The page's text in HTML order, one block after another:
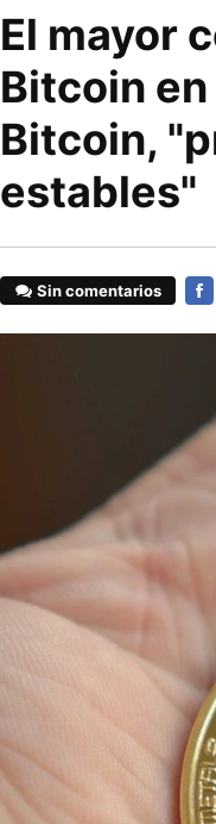
El mayor
Bitcoin
Bitcoin,
estables"
Sin comentarios